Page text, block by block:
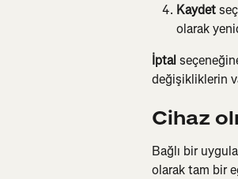
Kaydet
olarak
İptal
değişikliklerin
Cihaz
Bağlı bir
olarak tam bir